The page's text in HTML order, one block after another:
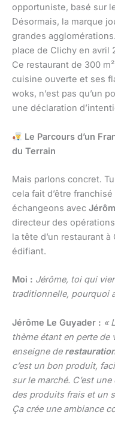
opportuniste, basé sur
Désormais, la marque
grandes
place de Clichy en avril
Ce restaurant de 300
cuisine ouverte et ses
woks, n’est pas qu’un
une déclaration
Le Parcours d’un
du Terrain
Mais parlons concret.
cela fait d’être franchisé
échangeons avec
directeur des
la tête d’un restaurant
édifiant.
Moi : Jérôme, toi qui
traditionnelle, pourquoi
Jérôme Le Guyader : «
thème étant en perte de
enseigne de
c’est un bon produit,
sur le marché. C’est
des produits frais et un
Ça crée une ambiance